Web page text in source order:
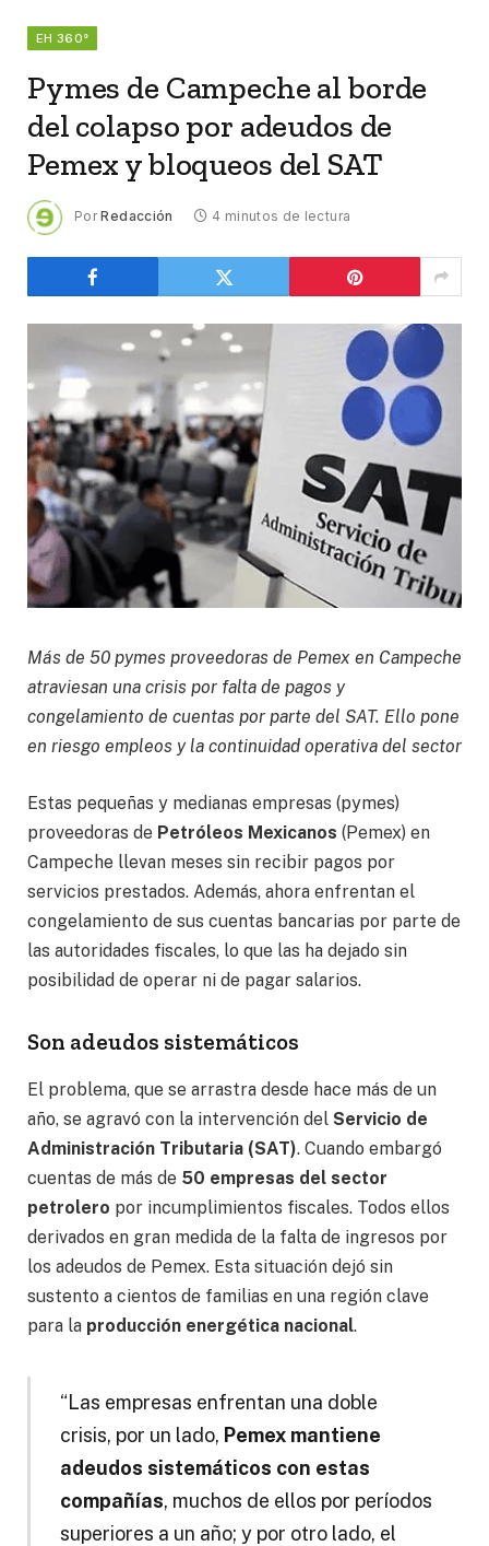
EH 360°
Pymes de Campeche al borde
del colapso por adeudos de
Pemex y bloqueos del SAT
Por Redacción 4 minutos de lectura
Más de 50 pymes proveedoras de Pemex en Campeche
atraviesan una crisis por falta de pagos y
congelamiento de cuentas por parte del SAT. Ello pone
en riesgo empleos y la continuidad operativa del sector
Estas pequeñas y medianas empresas (pymes)
proveedoras de Petróleos Mexicanos (Pemex) en
Campeche llevan meses sin recibir pagos por
servicios prestados. Además, ahora enfrentan el
congelamiento de sus cuentas bancarias por parte de
las autoridades fiscales, lo que las ha dejado sin
posibilidad de operar ni de pagar salarios.
Son adeudos sistemáticos
El problema, que se arrastra desde hace más de un
año, se agravó con la intervención del Servicio de
Administración Tributaria (SAT). Cuando embargó
cuentas de más de 50 empresas del sector
petrolero por incumplimientos fiscales. Todos ellos
derivados en gran medida de la falta de ingresos por
los adeudos de Pemex. Esta situación dejó sin
sustento a cientos de familias en una región clave
para la producción energética nacional.
“Las empresas enfrentan una doble
crisis, por un lado, Pemex mantiene
adeudos sistemáticos con estas
compañías, muchos de ellos por períodos
superiores a un año; y por otro lado, el